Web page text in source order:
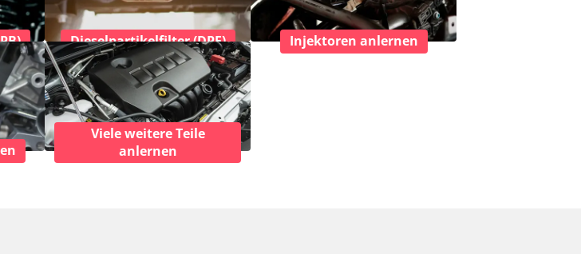
Dieselpartikelfilter (DPF) Injektoren anlernen
Viele weitere Teile
anlernen